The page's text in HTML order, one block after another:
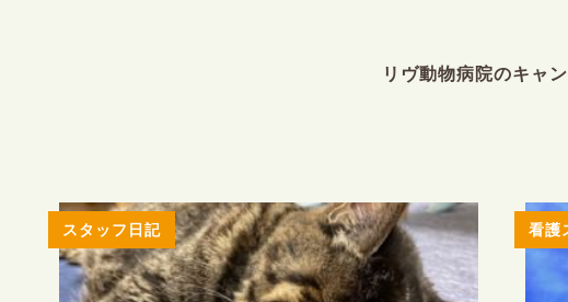
リヴ動物病院のキャ
スタッフ日記 看護